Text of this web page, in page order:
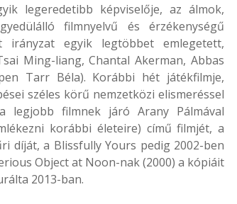
legeredetibb képviselője, az álmok,
filmnyelvű és érzékenységű
irányzat egyik legtöbbet emlegetett,
Ming-liang, Chantal Akerman, Abbas
Tarr Béla). Korábbi hét játékfilmje,
széles körű nemzetközi elismeréssel
legjobb filmnek járó Arany Pálmával
korábbi életeire) című filmjét, a
díját, a Blissfully Yours pedig 2002-ben
Object at Noon-nak (2000) a kópiáit
2013-ban.